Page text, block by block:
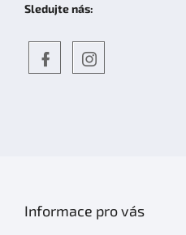
Sledujte nás:
Informace pro vás